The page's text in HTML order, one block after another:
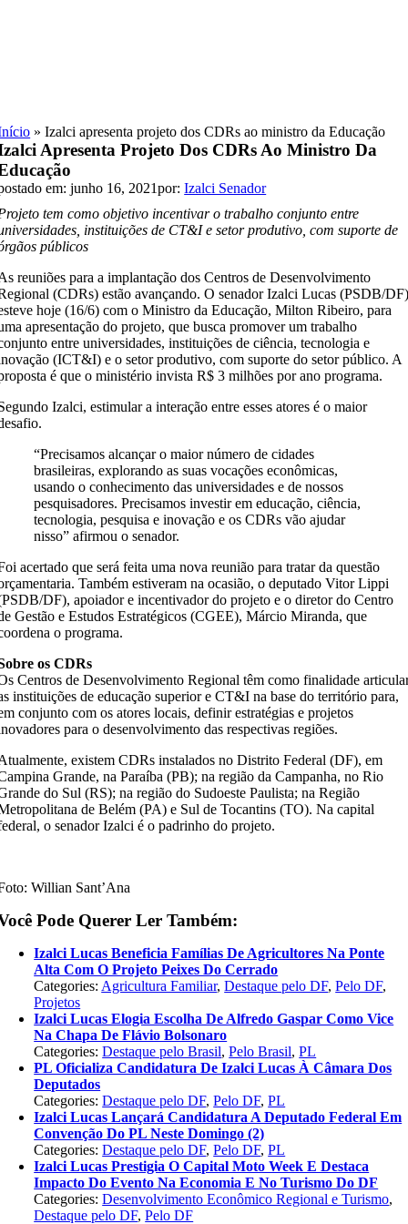
»Izalci apresenta projeto dos CDRs ao ministro da Educação
Apresenta Projeto Dos CDRs Ao Ministro Da
em: junho 16, 2021por:Izalci Senador
tem como objetivo incentivar o trabalho conjunto entre
instituições de CT&I e setor produtivo, com suporte de
públicos
reuniões para a implantação dos Centros de Desenvolvimento
(CDRs) estão avançando. O senador Izalci Lucas (PSDB/
hoje (16/6) com o Ministro da Educação, Milton Ribeiro, para
apresentação do projeto, que busca promover um trabalho
entre universidades, instituições de ciência, tecnologia e
(ICT&I) e o setor produtivo, com suporte do setor público. A
é que o ministério invista R$ 3 milhões por ano programa.
Izalci, estimular a interação entre esses atores é o maior
“Precisamos alcançar o maior número de cidades
brasileiras, explorando as suas vocações econômicas,
usando o conhecimento das universidades e de nossos
pesquisadores. Precisamos investir em educação, ciência,
tecnologia, pesquisa e inovação e os CDRs vão ajudar
nisso” afirmou o senador.
acertado que será feita uma nova reunião para tratar da questão
Também estiveram na ocasião, o deputado Vitor Lippi
DF), apoiador e incentivador do projeto e o diretor do Centro
Gestão e Estudos Estratégicos (CGEE), Márcio Miranda, que
o programa.
os CDRs
Centros de Desenvolvimento Regional têm como finalidade
instituições de educação superior e CT&I na base do território para,
conjunto com os atores locais, definir estratégias e projetos
para o desenvolvimento das respectivas regiões.
existem CDRs instalados no Distrito Federal (DF), em
Grande, na Paraíba (PB); na região da Campanha, no Rio
do Sul (RS); na região do Sudoeste Paulista; na Região
de Belém (PA) e Sul de Tocantins (TO). Na capital
o senador Izalci é o padrinho do projeto.
Willian Sant’Ana
Pode Querer Ler Também:
Izalci Lucas Beneficia Famílias De Agricultores Na Ponte
Alta Com O Projeto Peixes Do Cerrado
Categories: Agricultura Familiar,Destaque pelo DF,Pelo DF,
Projetos
Izalci Lucas Elogia Escolha De Alfredo Gaspar Como Vice
Na Chapa De Flávio Bolsonaro
Categories:Destaque pelo Brasil,Pelo Brasil,PL
PL Oficializa Candidatura De Izalci Lucas À Câmara Dos
Deputados
Categories:Destaque pelo DF,Pelo DF,PL
Izalci Lucas Lançará Candidatura A Deputado Federal Em
Convenção Do PL Neste Domingo (2)
Categories:Destaque pelo DF,Pelo DF,PL
Izalci Lucas Prestigia O Capital Moto Week E Destaca
Impacto Do Evento Na Economia E No Turismo Do DF
Categories:Desenvolvimento Econômico Regional e Turismo,
Destaque pelo DF,Pelo DF